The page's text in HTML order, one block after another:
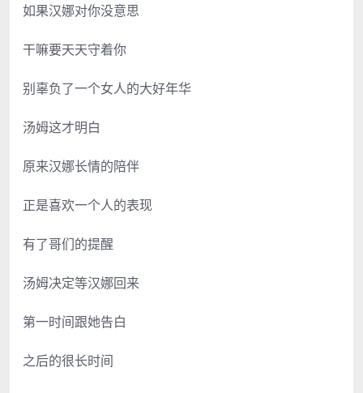
如果汉娜对你没意思
干嘛要天天守着你
别辜负了一个女人的大好年华
汤姆这才明白
原来汉娜长情的陪伴
正是喜欢一个人的表现
有了哥们的提醒
汤姆决定等汉娜回来
第一时间跟她告白
之后的很长时间